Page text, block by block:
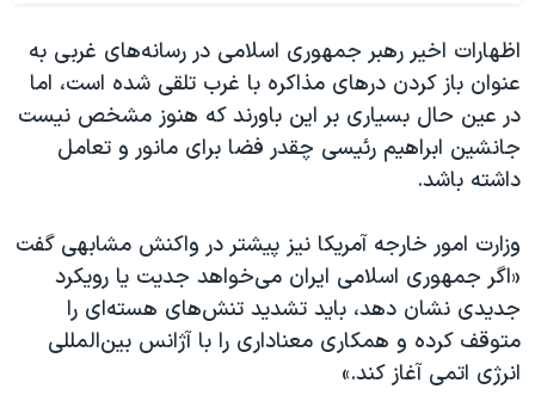
اظهارات اخیر رهبر جمهوری اسلامی در رسانه‌های غربی به
عنوان باز کردن درهای مذاکره با غرب تلقی شده است، اما
در عین حال بسیاری بر این باورند که هنوز مشخص نیست
جانشین ابراهیم رئیسی چقدر فضا برای مانور و تعامل
داشته باشد.
وزارت امور خارجه آمریکا نیز پیشتر در واکنش مشابهی گفت
«اگر جمهوری اسلامی ایران می‌خواهد جدیت یا رویکرد
جدیدی نشان دهد، باید تشدید تنش‌های هسته‌ای را
متوقف کرده و همکاری معناداری را با آژانس بین‌المللی
انرژی اتمی آغاز کند.»